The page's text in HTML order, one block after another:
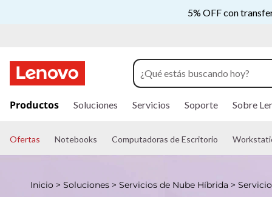
v
5% OFF con
r
c
Productos Soluciones Servicios Soporte Sobre
Ofertas Notebooks Computadoras de Escritorio
Inicio > Soluciones > Servicios de Nube Híbrida >